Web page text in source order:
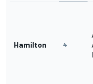
Hamilton 4